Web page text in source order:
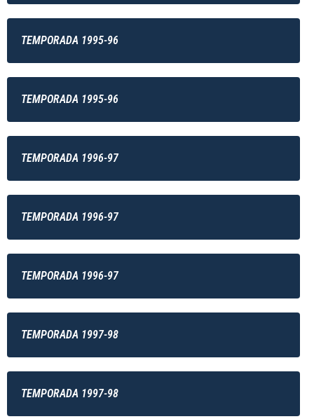
TEMPORADA 1995-96
TEMPORADA 1995-96
TEMPORADA 1996-97
TEMPORADA 1996-97
TEMPORADA 1996-97
TEMPORADA 1997-98
TEMPORADA 1997-98